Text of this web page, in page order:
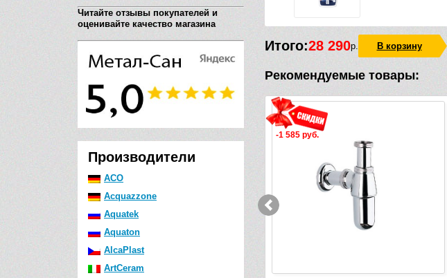
Читайте отзывы покупателей и
оценивайте качество магазина
Производители
ACO
Acquazzone
Aquatek
Aquaton
AlcaPlast
ArtCeram
Итого:28 290р. В корзину
Рекомендуемые товары:
-1 585 руб.